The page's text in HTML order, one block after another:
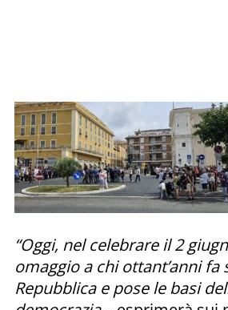
“Oggi, nel celebrare il 2
omaggio a chi ottant’anni fa
Repubblica e pose le basi